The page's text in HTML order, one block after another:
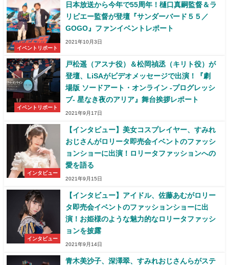
イベントリポート
日本放送から今年で55周年！樋口真嗣監督＆ラ
リビエー監督が登壇『サンダーバード５５／
GOGO』ファンイベントレポート
2021年10月3日
イベントリポート
戸松遥（アスナ役）＆松岡禎丞（キリト役）が
登壇、LiSAがビデオメッセージで出演！『劇
場版 ソードアート・オンライン -プログレッシ
ブ- 星なき夜のアリア』舞台挨拶レポート
2021年9月17日
インタビュー
【インタビュー】美女コスプレイヤー、すみれ
おじさんがロリータ即売会イベントのファッシ
ョンショーに出演！ロリータファッションへの
愛を語る
2021年9月15日
インタビュー
【インタビュー】アイドル、佐藤あむがロリー
タ即売会イベントのファッションショーに出
演！お姫様のような魅力的なロリータファッシ
ョンを披露
2021年9月14日
青木美沙子、深澤翠、すみれおじさんらがステ